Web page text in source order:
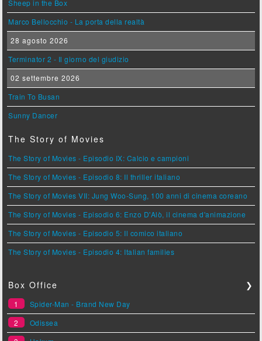
Sheep in the Box
Marco Bellocchio - La porta della realtà
28 agosto 2026
Terminator 2 - Il giorno del giudizio
02 settembre 2026
Train To Busan
Sunny Dancer
The Story of Movies
The Story of Movies - Episodio IX: Calcio e campioni
The Story of Movies - Episodio 8: Il thriller italiano
The Story of Movies VII: Jung Woo-Sung, 100 anni di cinema coreano
The Story of Movies - Episodio 6: Enzo D'Alò, il cinema d'animazione
The Story of Movies - Episodio 5: Il comico italiano
The Story of Movies - Episodio 4: Italian families
Box Office ❯
1
Spider-Man - Brand New Day
2
Odissea